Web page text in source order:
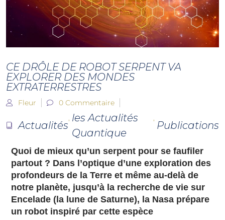
CE DRÔLE DE ROBOT SERPENT VA
EXPLORER DES MONDES
EXTRATERRESTRES
Fleur 0 Commentaire
Actualités
les Actualités
Quantique
Publications
Quoi de mieux qu’un serpent pour se faufiler
partout ? Dans l’optique d’une exploration des
profondeurs de la Terre et même au-delà de
notre planète, jusqu’à la recherche de vie sur
Encelade (la lune de Saturne), la Nasa prépare
un robot inspiré par cette espèce